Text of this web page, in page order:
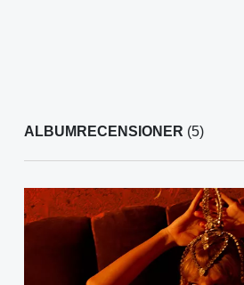
ALBUMRECENSIONER (5)